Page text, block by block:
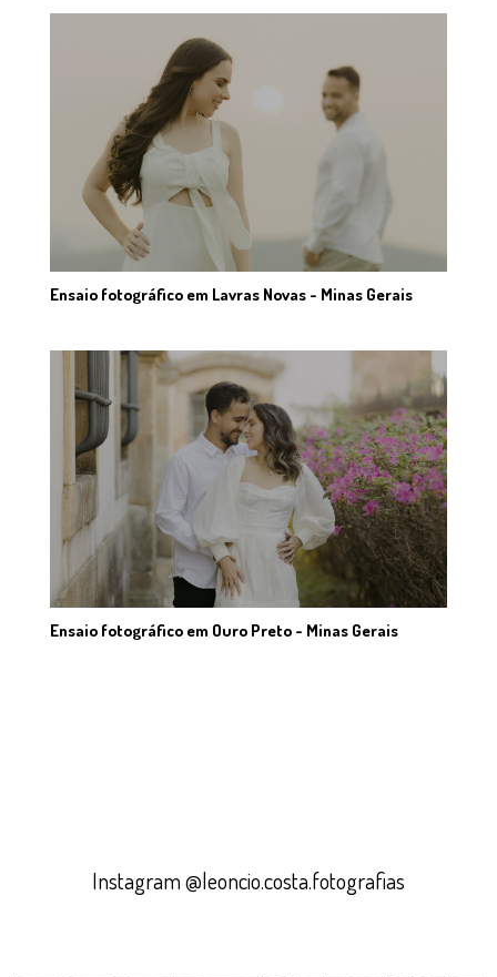
Ensaio fotográfico em Lavras Novas - Minas Gerais
Ensaio fotográfico em Ouro Preto - Minas Gerais
Instagram @leoncio.costa.fotografias